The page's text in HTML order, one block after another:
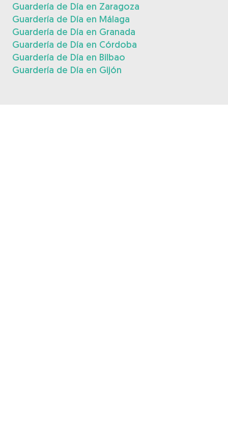
Guardería de Día en Zaragoza
Guardería de Día en Málaga
Guardería de Día en Granada
Guardería de Día en Córdoba
Guardería de Día en Bilbao
Guardería de Día en Gijón